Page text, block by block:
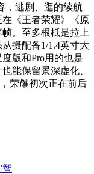
，逃剧、逛的续航
在《王者荣耀》《原
。至多根柢是拉上
摄配备1/1.4英寸大
版和Pro用的也是
能保留景深虚化、
荣耀初次正在前后
智